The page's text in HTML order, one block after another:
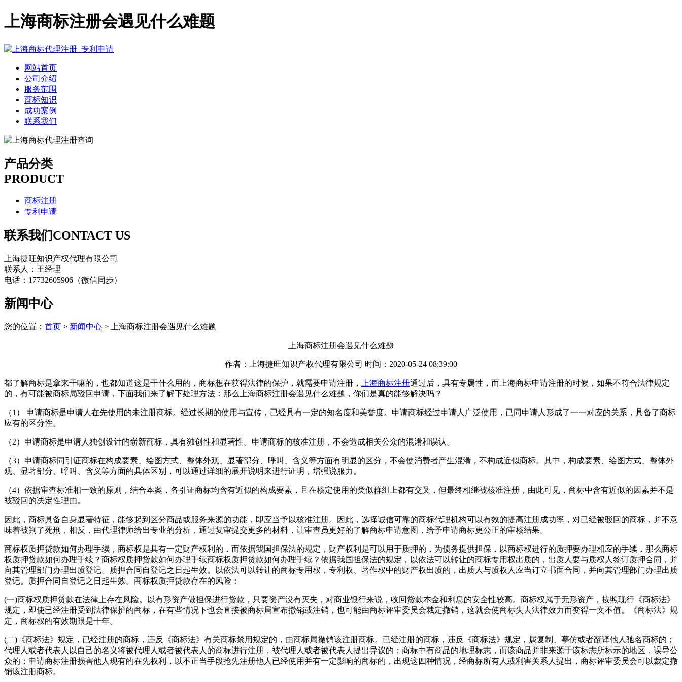
上海商标注册会遇见什么难题
网站首页
公司介绍
服务范围
商标知识
成功案例
联系我们
产品分类
PRODUCT
商标注册
专利申请
联系我们CONTACT US
上海捷旺知识产权代理有限公司
联系人：王经理
电话：17732605906（微信同步）
新闻中心
您的位置： 首页 > 新闻中心 > 上海商标注册会遇见什么难题
上海商标注册会遇见什么难题
作者：上海捷旺知识产权代理有限公司 时间：2020-05-24 08:39:00
都了解商标是拿来干嘛的，也都知道这是干什么用的，商标想在获得法律的保护，就需要申请注册， 上海商标注册通过后，具有专属性，而上海商标申请注册的时候，如果不符合法律规定
的，有可能被商标局驳回申请，下面我们来了解下处理方法：那么上海商标注册会遇见什么难题，你们是真的能够解决吗？
（1） 申请商标是申请人在先使用的未注册商标。经过长期的使用与宣传，已经具有一定的知名度和美誉度。申请商标经过申请人广泛使用，已同申请人形成了一一对应的关系，具备了商标
应有的区分性。
（2）申请商标是申请人独创设计的崭新商标，具有独创性和显著性。申请商标的核准注册，不会造成相关公众的混淆和误认。
（3）申请商标同引证商标在构成要素、绘图方式、整体外观、显著部分、呼叫、含义等方面有明显的区分，不会使消费者产生混淆，不构成近似商标。其中，构成要素、绘图方式、整体外
观、显著部分、呼叫、含义等方面的具体区别，可以通过详细的展开说明来进行证明，增强说服力。
（4）依据审查标准相一致的原则，结合本案，各引证商标均含有近似的构成要素，且在核定使用的类似群组上都有交叉，但最终相继被核准注册，由此可见，商标中含有近似的因素并不是
被驳回的决定性理由。
因此，商标具备自身显著特征，能够起到区分商品或服务来源的功能，即应当予以核准注册。因此，选择诚信可靠的商标代理机构可以有效的提高注册成功率，对已经被驳回的商标，并不意
味着被判了死刑，相反，由代理律师给出专业的分析，通过复审提交更多的材料，让审查员更好的了解商标申请意图，给予申请商标更公正的审核结果。
商标权质押贷款如何办理手续，商标权是具有一定财产权利的，而依据我国担保法的规定，财产权利是可以用于质押的，为债务提供担保，以商标权进行的质押要办理相应的手续，那么商标
权质押贷款如何办理手续？商标权质押贷款如何办理手续商标权质押贷款如何办理手续？依据我国担保法的规定，以依法可以转让的商标专用权出质的，出质人要与质权人签订质押合同，并
向其管理部门办理出质登记。质押合同自登记之日起生效。以依法可以转让的商标专用权，专利权、著作权中的财产权出质的，出质人与质权人应当订立书面合同，并向其管理部门办理出质
登记。质押合同自登记之日起生效。商标权质押贷款存在的风险：
(一)商标权质押贷款在法律上存在风险。以有形资产做担保进行贷款，只要资产没有灭失，对商业银行来说，收回贷款本金和利息的安全性较高。商标权属于无形资产，按照现行《商标法》
规定，即使已经注册受到法律保护的商标，在有些情况下也会直接被商标局宣布撤销或注销，也可能由商标评审委员会裁定撤销，这就会使商标失去法律效力而变得一文不值。《商标法》规
定，商标权的有效期限是十年。
(二)《商标法》规定，已经注册的商标，违反《商标法》有关商标禁用规定的，由商标局撤销该注册商标。已经注册的商标，违反《商标法》规定，属复制、摹仿或者翻译他人驰名商标的；
代理人或者代表人以自己的名义将被代理人或者被代表人的商标进行注册，被代理人或者被代表人提出异议的；商标中有商品的地理标志，而该商品并非来源于该标志所标示的地区，误导公
众的；申请商标注册损害他人现有的在先权利，以不正当手段抢先注册他人已经使用并有一定影响的商标的，出现这四种情况，经商标所有人或利害关系人提出，商标评审委员会可以裁定撤
销该注册商标。